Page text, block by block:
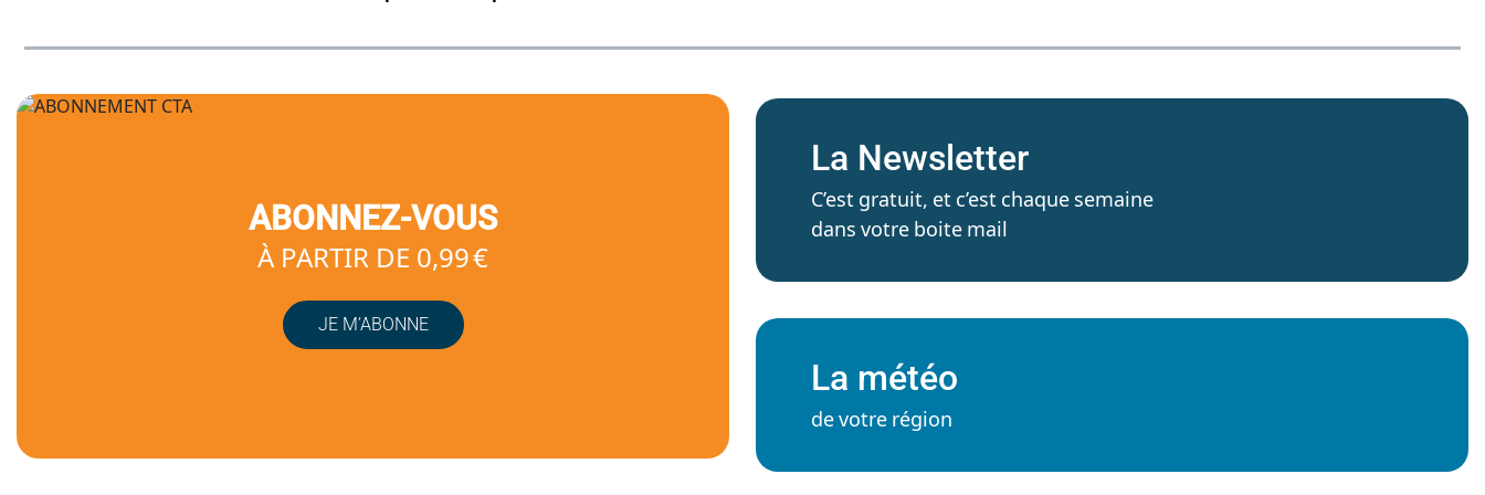
ABONNEZ-VOUS
À PARTIR DE 0,99 €
JE M’ABONNE
La Newsletter
C’est gratuit, et c’est chaque semaine
dans votre boite mail
La météo
de votre région